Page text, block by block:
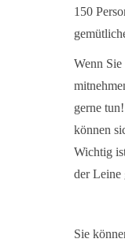
150
Wenn
gerne
können
Wichtig
der Leine
Sie